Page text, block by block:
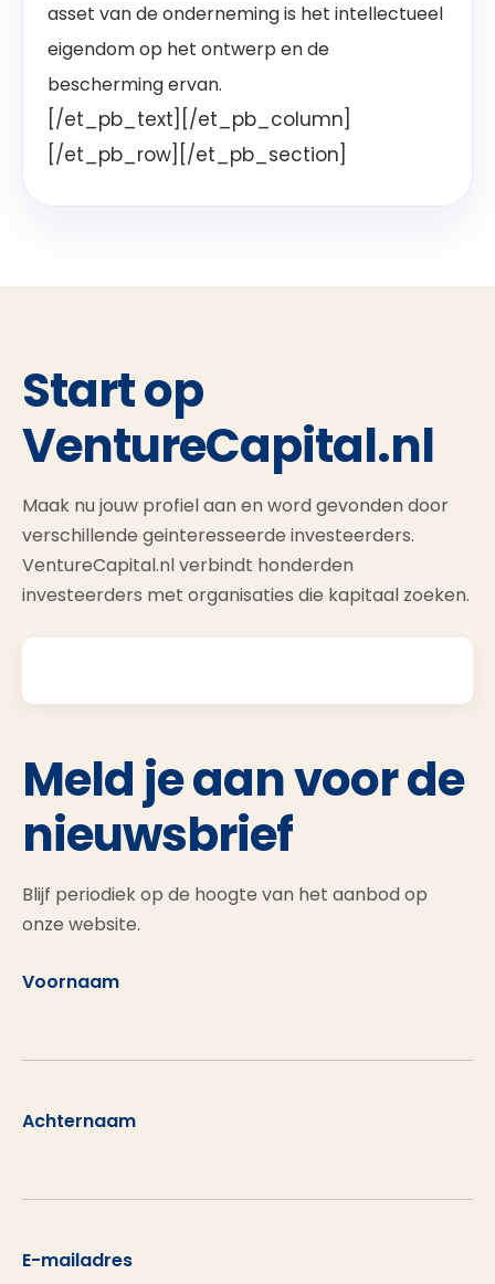
asset van de onderneming is het intellectueel
eigendom op het ontwerp en de
bescherming ervan.
[/et_pb_text][/et_pb_column]
[/et_pb_row][/et_pb_section]
Start op
VentureCapital.nl
Maak nu jouw profiel aan en word gevonden door
verschillende geinteresseerde investeerders.
VentureCapital.nl verbindt honderden
investeerders met organisaties die kapitaal zoeken.
Meld je aan voor de
nieuwsbrief
Blijf periodiek op de hoogte van het aanbod op
onze website.
Voornaam
Achternaam
E-mailadres